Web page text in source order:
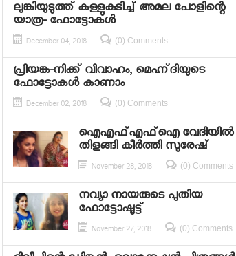
ലുങ്കിയുടുത്ത് കള്ളുകുടിച്ച് അമല പോളിന്റെ
യാത്ര- ഫോട്ടോകള്‍
December 04, 2018 (0) Comments
പ്രിയങ്ക-നിക്ക് വിവാഹം, മെഹ്ന്ദിയുടെ
ഫോട്ടോകള്‍ കാണാം
December 02, 2018 (0) Comments
ഐഎഫ്എഫ്‌ഐ വേദിയില്‍
തിളങ്ങി കീര്‍ത്തി സുരേഷ്
November 28, 2018 (0) Comments
നവ്യാ നായരുടെ പുതിയ
ഫോട്ടോഷൂട്ട്
November 27, 2018 (0) Comments